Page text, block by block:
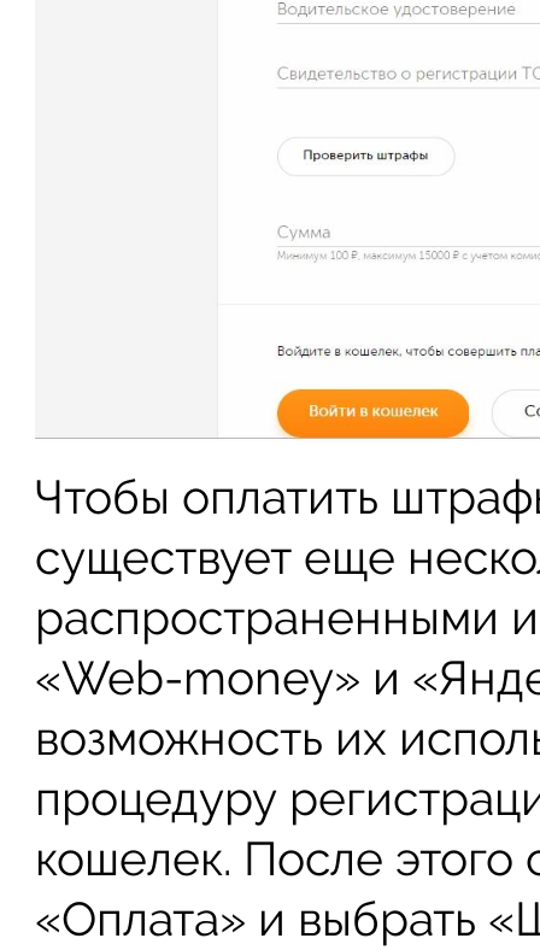
Чтобы оплатить
существует еще
распространенными
«Web-money» и
возможность их
процедуру
кошелек. После этого
«Оплата» и выбрать